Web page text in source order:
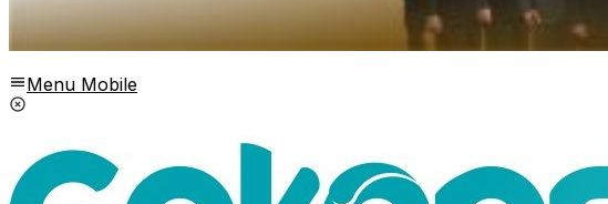
Menu Mobile